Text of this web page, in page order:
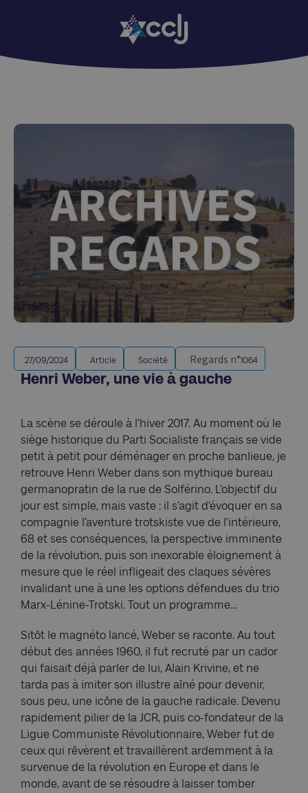
27/09/2024 Article Société Regards n°1064
Henri Weber, une vie à gauche
La scène se déroule à l’hiver 2017. Au moment où le
siège historique du Parti Socialiste français se vide
petit à petit pour déménager en proche banlieue, je
retrouve Henri Weber dans son mythique bureau
germanopratin de la rue de Solférino. L’objectif du
jour est simple, mais vaste : il s’agit d’évoquer en sa
compagnie l’aventure trotskiste vue de l’intérieure,
68 et ses conséquences, la perspective imminente
de la révolution, puis son inexorable éloignement à
mesure que le réel infligeait des claques sévères
invalidant une à une les options défendues du trio
Marx-Lénine-Trotski. Tout un programme…
Sitôt le magnéto lancé, Weber se raconte. Au tout
début des années 1960, il fut recruté par un cador
qui faisait déjà parler de lui, Alain Krivine, et ne
tarda pas à imiter son illustre aîné pour devenir,
sous peu, une icône de la gauche radicale. Devenu
rapidement pilier de la JCR, puis co-fondateur de la
Ligue Communiste Révolutionnaire, Weber fut de
ceux qui rêvèrent et travaillèrent ardemment à la
survenue de la révolution en Europe et dans le
monde, avant de se résoudre à laisser tomber